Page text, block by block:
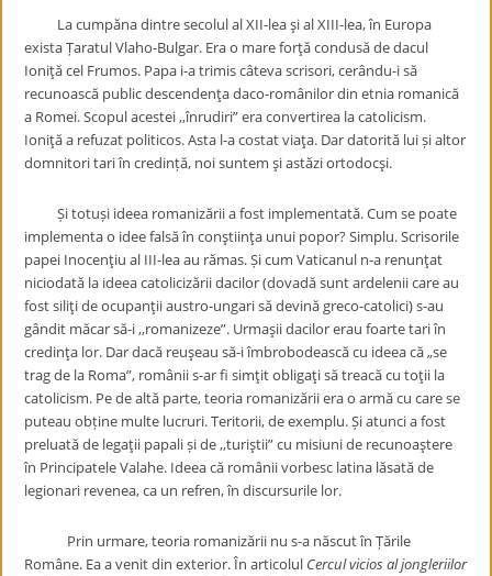
La cumpăna dintre secolul al XII-lea şi al XIII-lea, în Europa
exista Țaratul Vlaho-Bulgar. Era o mare forţă condusă de dacul
Ioniţă cel Frumos. Papa i-a trimis câteva scrisori, cerându-i să
recunoască public descendenţa daco-românilor din etnia romanică
a Romei. Scopul acestei ,,înrudiri” era convertirea la catolicism.
Ioniţă a refuzat politicos. Asta l-a costat viaţa. Dar datorită lui și altor
domnitori tari în credință, noi suntem şi astăzi ortodocşi.
Și totuși ideea romanizării a fost implementată. Cum se poate
implementa o idee falsă în conştiinţa unui popor? Simplu. Scrisorile
papei Inocenţiu al III-lea au rămas. Și cum Vaticanul n-a renunţat
niciodată la ideea catolicizării dacilor (dovadă sunt ardelenii care au
fost siliţi de ocupanţii austro-ungari să devină greco-catolici) s-au
gândit măcar să-i ,,romanizeze”. Urmaşii dacilor erau foarte tari în
credinţa lor. Dar dacă reuşeau să-i îmbrobodească cu ideea că „se
trag de la Roma”, românii s-ar fi simţit obligaţi să treacă cu toţii la
catolicism. Pe de altă parte, teoria romanizării era o armă cu care se
puteau obține multe lucruri. Teritorii, de exemplu. Și atunci a fost
preluată de legaţii papali și de ,,turiştii” cu misiuni de recunoaştere
în Principatele Valahe. Ideea că românii vorbesc latina lăsată de
legionari revenea, ca un refren, în discursurile lor.
Prin urmare, teoria romanizării nu s-a născut în Țările
Române. Ea a venit din exterior. În articolul Cercul vicios al jongleriilor